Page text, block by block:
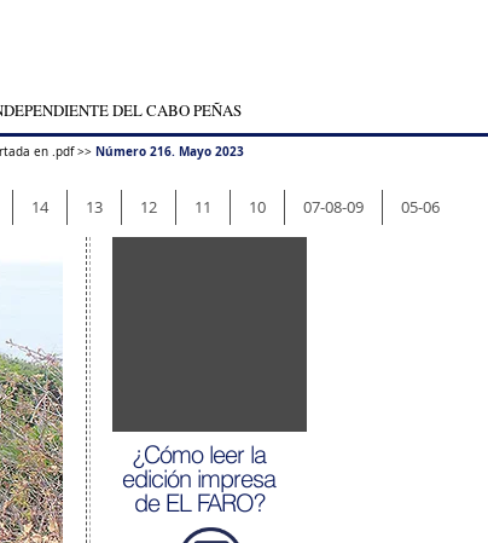
DEL CABO PEÑAS
en .pdf >> Número 216. Mayo 2023
¿Cómo leer la
edición impresa
de EL FARO?
14 13 12 11 10 07-08-09 05-06